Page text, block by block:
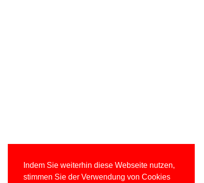
Indem Sie weiterhin diese Webseite nutzen,
stimmen Sie der Verwendung von Cookies